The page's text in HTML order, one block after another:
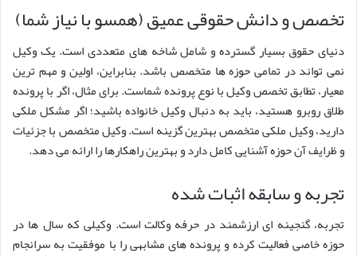
تخصص و دانش حقوقی عمیق (همسو با نیاز شما)
دنیای حقوق بسیار گسترده و شامل شاخه های متعددی است. یک وکیل
نمی تواند در تمامی حوزه ها متخصص باشد. بنابراین، اولین و مهم ترین
معیار، تطابق تخصص وکیل با نوع پرونده شماست. برای مثال، اگر با پرونده
طلاق روبرو هستید، باید به دنبال وکیل خانواده باشید؛ اگر مشکل ملکی
دارید، وکیل ملکی متخصص بهترین گزینه است. وکیل متخصص با جزئیات
و ظرایف آن حوزه آشنایی کامل دارد و بهترین راهکارها را ارائه می دهد.
تجربه و سابقه اثبات شده
تجربه، گنجینه ای ارزشمند در حرفه وکالت است. وکیلی که سال ها در
حوزه خاصی فعالیت کرده و پرونده های مشابهی را با موفقیت به سرانجام